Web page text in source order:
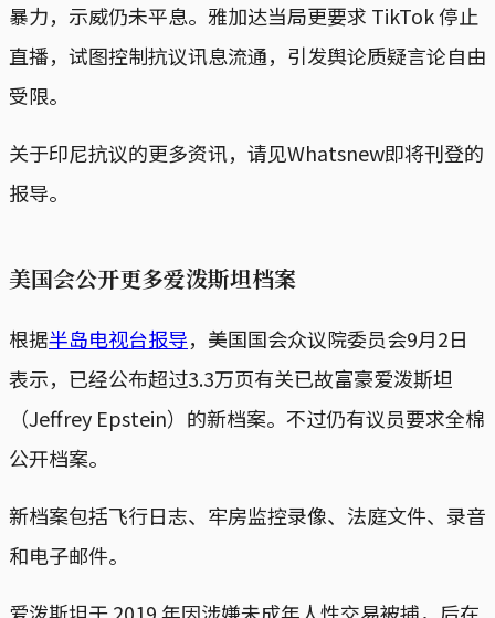
暴力，示威仍未平息。雅加达当局更要求 TikTok 停止
直播，试图控制抗议讯息流通，引发舆论质疑言论自由
受限。
关于印尼抗议的更多资讯，请见Whatsnew即将刊登的
报导。
美国会公开更多爱泼斯坦档案
根据半岛电视台报导，美国国会众议院委员会9月2日
表示，已经公布超过3.3万页有关已故富豪爱泼斯坦
（Jeffrey Epstein）的新档案。不过仍有议员要求全棉
公开档案。
新档案包括飞行日志、牢房监控录像、法庭文件、录音
和电子邮件。